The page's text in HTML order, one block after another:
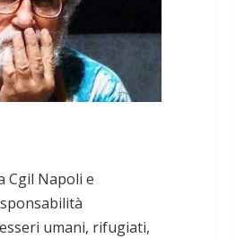
Cgil Napoli e
umani, rifugiati,